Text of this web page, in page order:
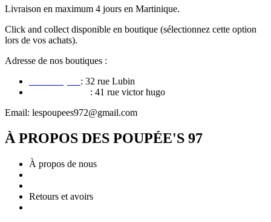
Livraison en maximum 4 jours en Martinique.
Click and collect disponible en boutique (sélectionnez cette option
lors de vos achats).
Adresse de nos boutiques :
: 32 rue Lubin
: 41 rue victor hugo
Email: lespoupees972@gmail.com
À PROPOS DES POUPÉE'S 97
À propos de nous
Retours et avoirs